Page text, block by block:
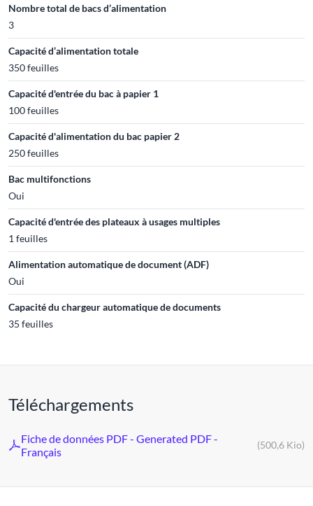
Nombre total de bacs d’alimentation
3
Capacité d’alimentation totale
350 feuilles
Capacité d'entrée du bac à papier 1
100 feuilles
Capacité d'alimentation du bac papier 2
250 feuilles
Bac multifonctions
Oui
Capacité d'entrée des plateaux à usages multiples
1 feuilles
Alimentation automatique de document (ADF)
Oui
Capacité du chargeur automatique de documents
35 feuilles
Téléchargements
Fiche de données PDF - Generated PDF -
Français
(500,6 Kio)